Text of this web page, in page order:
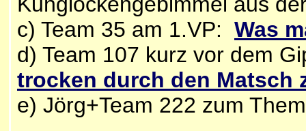
c) Team 35 am 1.VP: Was
d) Team 107 kurz vor dem
trocken durch den Matsch
e) Jörg+Team 222 zum